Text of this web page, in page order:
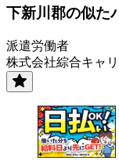
下新川郡の似た
派遣労働者
株式会社綜合キャ